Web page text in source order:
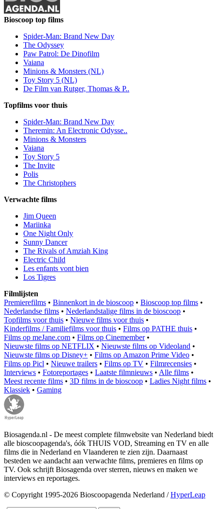
Bioscoop top films
Spider-Man: Brand New Day
The Odyssey
Paw Patrol: De Dinofilm
Vaiana
Minions & Monsters (NL)
Toy Story 5 (NL)
De Film van Rutger, Thomas & P..
Topfilms voor thuis
Spider-Man: Brand New Day
Theremin: An Electronic Odysse..
Minions & Monsters
Vaiana
Toy Story 5
The Invite
Polis
The Christophers
Verwachte films
Jim Queen
Mariinka
One Night Only
Sunny Dancer
The Rivals of Amziah King
Electric Child
Les enfants vont bien
Los Tigres
Filmlijsten
Premierefilms • Binnenkort in de bioscoop • Bioscoop top films •
Nederlandse films • Nederlandstalige films in de bioscoop •
Topfilms voor thuis • Nieuwe films voor thuis •
Kinderfilms / Familiefilms voor thuis • Films op PATHE thuis •
Films op meJane.com • Films op Cinemember•
Nieuwste films op NETFLIX • Nieuwste films op Videoland •
Nieuwste films op Disney+ • Films op Amazon Prime Video •
Films op Picl • Nieuwe trailers • Films op TV • Filmrecensies •
Interviews • Fotoreportages • Laatste filmnieuws • Alle films •
Meest recente films • 3D films in de bioscoop • Ladies Night films •
Klassiek • Gaming
Biosagenda.nl - De meest complete filmwebsite van Nederland biedt
alle bioscoopagenda's, óók THUIS VOD, Streaming en TV en alle
films die in Nederland en Vlaanderen te zien zijn. Daarnaast
besteden we aandacht aan verwachte films, premieres en films op
TV. Ook schrijft Biosagenda over sterren, nieuws en maken we
interviews en reportages.
© Copyright 1995-2026 Bioscoopagenda Nederland /HyperLeap